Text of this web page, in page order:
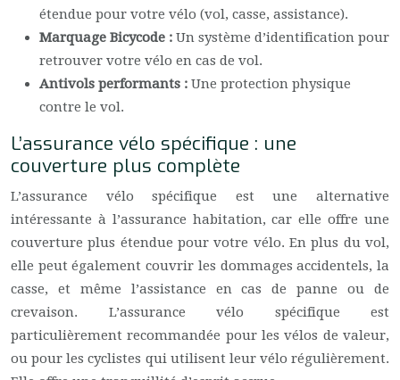
étendue pour votre vélo (vol, casse, assistance).
Marquage Bicycode : Un système d’identification pour
retrouver votre vélo en cas de vol.
Antivols performants : Une protection physique
contre le vol.
L’assurance vélo spécifique : une
couverture plus complète
L’assurance vélo spécifique est une alternative
intéressante à l’assurance habitation, car elle offre une
couverture plus étendue pour votre vélo. En plus du vol,
elle peut également couvrir les dommages accidentels, la
casse, et même l’assistance en cas de panne ou de
crevaison. L’assurance vélo spécifique est
particulièrement recommandée pour les vélos de valeur,
ou pour les cyclistes qui utilisent leur vélo régulièrement.